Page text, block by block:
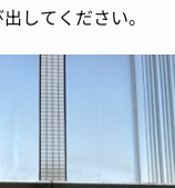
してください。